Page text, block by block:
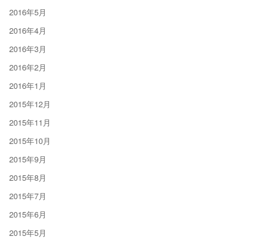
2016年5月
2016年4月
2016年3月
2016年2月
2016年1月
2015年12月
2015年11月
2015年10月
2015年9月
2015年8月
2015年7月
2015年6月
2015年5月